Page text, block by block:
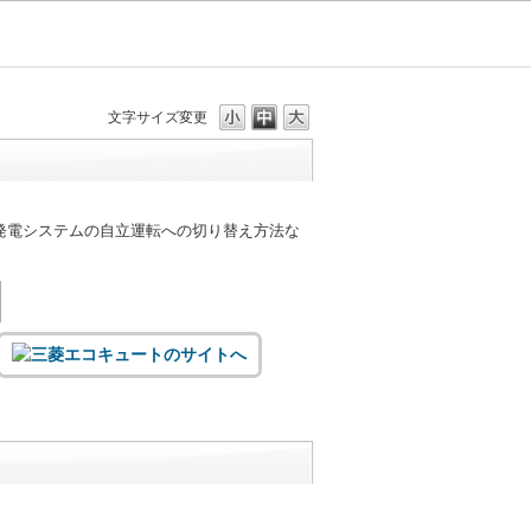
文字サイズ変更
システムの自立運転への切り替え方法な